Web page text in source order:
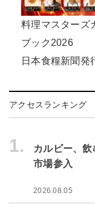
料理マスターズ
ブック2026
日本食糧新聞発
アクセスランキング
1.
カルビー、
市場参入
2026.08.05